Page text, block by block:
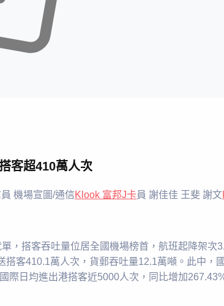
客超410萬人次
機場宣圖/通信Klook 富邦J卡員 謝佳佳 王斐 謝文
，搭客吞吐量位居全國機場榜首，航班起降架次
搭客410.1萬人次，貨郵吞吐量12.1萬噸。此中，
際日均進出港搭客近5000人次，同比增加